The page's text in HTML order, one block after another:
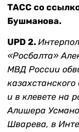
ТАСС со
Бушманова.
UPD 2.Интерпол
«Росбалта»
МВД России
и в клевете на
Алишера
Шварева, в